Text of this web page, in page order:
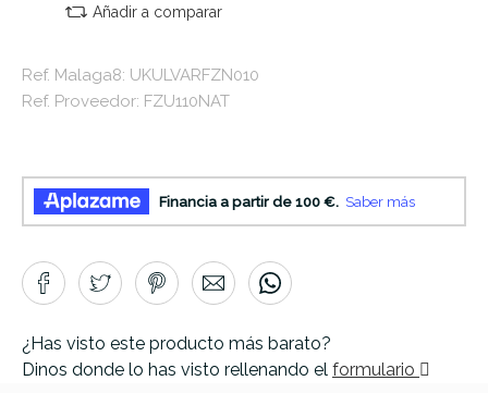
Añadir a comparar
Ref. Malaga8: UKULVARFZN010
Ref. Proveedor: FZU110NAT
¿Has visto este producto más barato?
Dinos donde lo has visto rellenando el formulario